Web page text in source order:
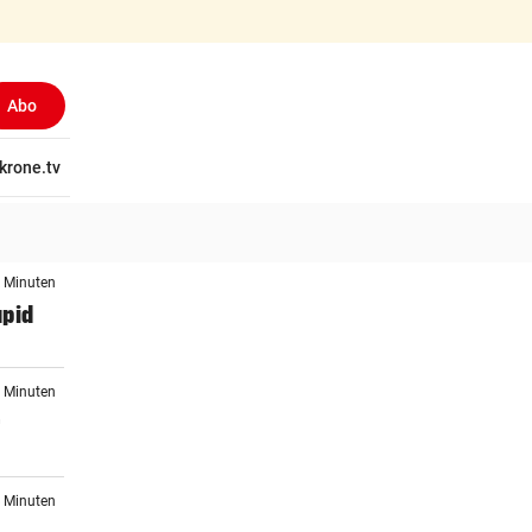
Abo
krone.tv
Minuten
Minuten
Minuten